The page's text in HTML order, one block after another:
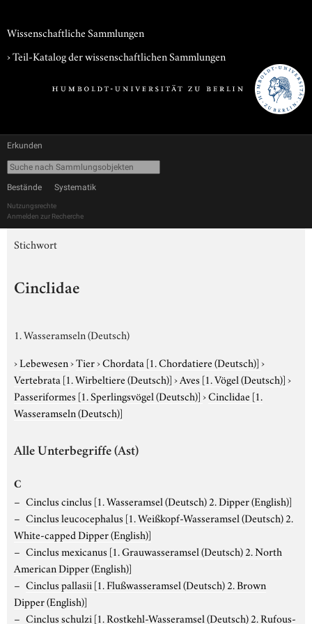
Wissenschaftliche Sammlungen
› Teil-Katalog der wissenschaftlichen Sammlungen
Erkunden
Bestände Systematik
Nutzungsrechte
Anmelden zur Recherche
Stichwort
Cinclidae
1. Wasseramseln (Deutsch)
›Lebewesen›Tier›Chordata [1. Chordatiere (Deutsch)]›
Vertebrata [1. Wirbeltiere (Deutsch)]›Aves [1. Vögel (Deutsch)]›
Passeriformes [1. Sperlingsvögel (Deutsch)]›Cinclidae [1.
Wasseramseln (Deutsch)]
Alle Unterbegriffe (Ast)
C
Cinclus cinclus [1. Wasseramsel (Deutsch) 2. Dipper (English)]
Cinclus leucocephalus [1. Weißkopf-Wasseramsel (Deutsch) 2.
White-capped Dipper (English)]
Cinclus mexicanus [1. Grauwasseramsel (Deutsch) 2. North
American Dipper (English)]
Cinclus pallasii [1. Flußwasseramsel (Deutsch) 2. Brown
Dipper (English)]
Cinclus schulzi [1. Rostkehl-Wasseramsel (Deutsch) 2. Rufous-